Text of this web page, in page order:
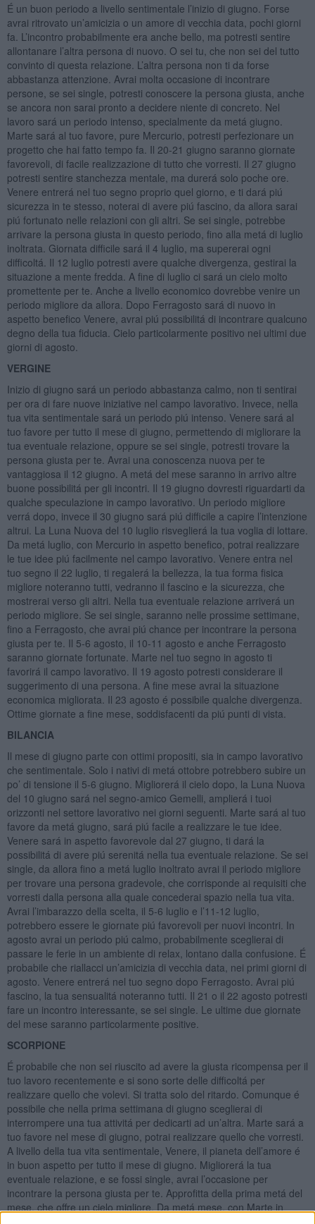
É un buon periodo a livello sentimentale l’inizio di giugno. Forse
avrai ritrovato un’amicizia o un amore di vecchia data, pochi giorni
fa. L’incontro probabilmente era anche bello, ma potresti sentire
allontanare l’altra persona di nuovo. O sei tu, che non sei del tutto
convinto di questa relazione. L’altra persona non ti da forse
abbastanza attenzione. Avrai molta occasione di incontrare
persone, se sei single, potresti conoscere la persona giusta, anche
se ancora non sarai pronto a decidere niente di concreto. Nel
lavoro sará un periodo intenso, specialmente da metá giugno.
Marte sará al tuo favore, pure Mercurio, potresti perfezionare un
progetto che hai fatto tempo fa. Il 20-21 giugno saranno giornate
favorevoli, di facile realizzazione di tutto che vorresti. Il 27 giugno
potresti sentire stanchezza mentale, ma durerá solo poche ore.
Venere entrerá nel tuo segno proprio quel giorno, e ti dará piú
sicurezza in te stesso, noterai di avere piú fascino, da allora sarai
piú fortunato nelle relazioni con gli altri. Se sei single, potrebbe
arrivare la persona giusta in questo periodo, fino alla metá di luglio
inoltrata. Giornata difficile sará il 4 luglio, ma supererai ogni
difficoltá. Il 12 luglio potresti avere qualche divergenza, gestirai la
situazione a mente fredda. A fine di luglio ci sará un cielo molto
promettente per te. Anche a livello economico dovrebbe venire un
periodo migliore da allora. Dopo Ferragosto sará di nuovo in
aspetto benefico Venere, avrai piú possibilitá di incontrare qualcuno
degno della tua fiducia. Cielo particolarmente positivo nei ultimi due
giorni di agosto.
VERGINE
Inizio di giugno sará un periodo abbastanza calmo, non ti sentirai
per ora di fare nuove iniziative nel campo lavorativo. Invece, nella
tua vita sentimentale sará un periodo piú intenso. Venere sará al
tuo favore per tutto il mese di giugno, permettendo di migliorare la
tua eventuale relazione, oppure se sei single, potresti trovare la
persona giusta per te. Avrai una conoscenza nuova per te
vantaggiosa il 12 giugno. A metá del mese saranno in arrivo altre
buone possibilitá per gli incontri. Il 19 giugno dovresti riguardarti da
qualche speculazione in campo lavorativo. Un periodo migliore
verrá dopo, invece il 30 giugno sará piú difficile a capire l’intenzione
altrui. La Luna Nuova del 10 luglio risveglierá la tua voglia di lottare.
Da metá luglio, con Mercurio in aspetto benefico, potrai realizzare
le tue idee piú facilmente nel campo lavorativo. Venere entra nel
tuo segno il 22 luglio, ti regalerá la bellezza, la tua forma fisica
migliore noteranno tutti, vedranno il fascino e la sicurezza, che
mostrerai verso gli altri. Nella tua eventuale relazione arriverá un
periodo migliore. Se sei single, saranno nelle prossime settimane,
fino a Ferragosto, che avrai piú chance per incontrare la persona
giusta per te. Il 5-6 agosto, il 10-11 agosto e anche Ferragosto
saranno giornate fortunate. Marte nel tuo segno in agosto ti
favorirá il campo lavorativo. Il 19 agosto potresti considerare il
suggerimento di una persona. A fine mese avrai la situazione
economica migliorata. Il 23 agosto é possibile qualche divergenza.
Ottime giornate a fine mese, soddisfacenti da piú punti di vista.
BILANCIA
Il mese di giugno parte con ottimi propositi, sia in campo lavorativo
che sentimentale. Solo i nativi di metá ottobre potrebbero subire un
po’ di tensione il 5-6 giugno. Migliorerá il cielo dopo, la Luna Nuova
del 10 giugno sará nel segno-amico Gemelli, amplierá i tuoi
orizzonti nel settore lavorativo nei giorni seguenti. Marte sará al tuo
favore da metá giugno, sará piú facile a realizzare le tue idee.
Venere sará in aspetto favorevole dal 27 giugno, ti dará la
possibilitá di avere piú serenitá nella tua eventuale relazione. Se sei
single, da allora fino a metá luglio inoltrato avrai il periodo migliore
per trovare una persona gradevole, che corrisponde ai requisiti che
vorresti dalla persona alla quale concederai spazio nella tua vita.
Avrai l’imbarazzo della scelta, il 5-6 luglio e l’11-12 luglio,
potrebbero essere le giornate piú favorevoli per nuovi incontri. In
agosto avrai un periodo piú calmo, probabilmente sceglierai di
passare le ferie in un ambiente di relax, lontano dalla confusione. É
probabile che riallacci un’amicizia di vecchia data, nei primi giorni di
agosto. Venere entrerá nel tuo segno dopo Ferragosto. Avrai piú
fascino, la tua sensualitá noteranno tutti. Il 21 o il 22 agosto potresti
fare un incontro interessante, se sei single. Le ultime due giornate
del mese saranno particolarmente positive.
SCORPIONE
É probabile che non sei riuscito ad avere la giusta ricompensa per il
tuo lavoro recentemente e si sono sorte delle difficoltá per
realizzare quello che volevi. Si tratta solo del ritardo. Comunque é
possibile che nella prima settimana di giugno sceglierai di
interrompere una tua attivitá per dedicarti ad un’altra. Marte sará a
tuo favore nel mese di giugno, potrai realizzare quello che vorresti.
A livello della tua vita sentimentale, Venere, il pianeta dell’amore é
in buon aspetto per tutto il mese di giugno. Migliorerá la tua
eventuale relazione, e se fossi single, avrai l’occasione per
incontrare la persona giusta per te. Approfitta della prima metá del
mese, che offre un cielo migliore. Da metá mese, con Marte in